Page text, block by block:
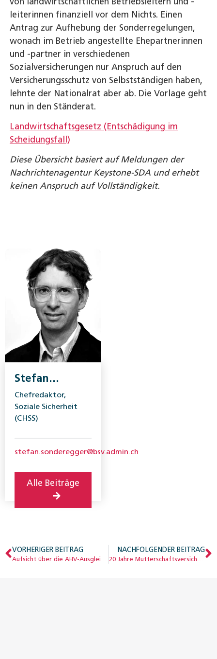
leiterinnen finanziell vor dem Nichts. Einen
Antrag zur Aufhebung der Sonderregelungen,
wonach im Betrieb angestellte Ehepartnerinnen
und -partner in verschiedenen
Sozialversicherungen nur Anspruch auf den
Versicherungsschutz von Selbstständigen haben,
lehnte der Nationalrat aber ab. Die Vorlage geht
nun in den Ständerat.
Landwirtschaftsgesetz (Entschädigung im
Scheidungsfall)
Diese Übersicht basiert auf Meldungen der
Nachrichtenagentur Keystone-SDA und erhebt
keinen Anspruch auf Vollständigkeit.
Stefan
Sonderegger
Chefredaktor,
Soziale Sicherheit
(CHSS)
stefan.sonderegger@bsv.admin.ch
Alle Beiträge
VORHERIGER BEITRAG NACHFOLGENDER BEITRAG